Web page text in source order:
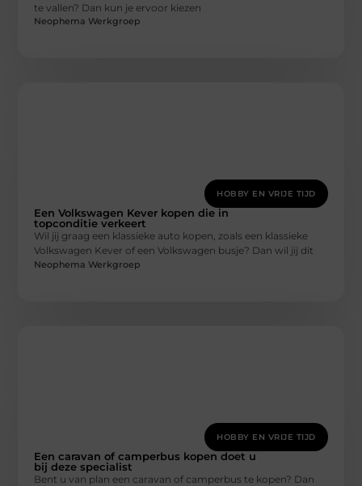
te vallen? Dan kun je ervoor kiezen
Neophema Werkgroep
HOBBY EN VRIJE TIJD
Een Volkswagen Kever kopen die in
topconditie verkeert
Wil jij graag een klassieke auto kopen, zoals een klassieke
Volkswagen Kever of een Volkswagen busje? Dan wil jij dit
Neophema Werkgroep
HOBBY EN VRIJE TIJD
Een caravan of camperbus kopen doet u
bij deze specialist
Bent u van plan een caravan of camperbus te kopen? Dan